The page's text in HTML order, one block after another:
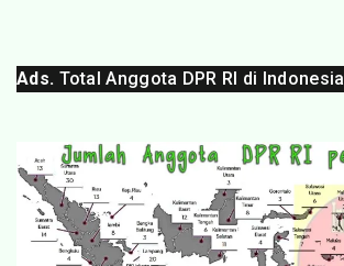
Ads. Total Anggota DPR RI di Indonesia